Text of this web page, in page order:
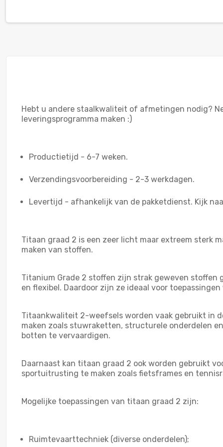
Hebt u andere staalkwaliteit of afmetingen nodig?
leveringsprogramma maken :)
Productietijd - 6-7 weken.
Verzendingsvoorbereiding - 2-3 werkdagen.
Levertijd - afhankelijk van de pakketdienst. Kijk
Titaan graad 2 is een zeer licht maar extreem sterk
maken van stoffen.
Titanium Grade 2 stoffen zijn strak geweven stoffen
en flexibel. Daardoor zijn ze ideaal voor
Titaankwaliteit 2-weefsels worden vaak gebruikt in
maken zoals stuwraketten, structurele onderdelen
botten te vervaardigen.
Daarnaast kan titaan graad 2 ook worden gebruikt
sportuitrusting te maken zoals fietsframes en
Mogelijke toepassingen van titaan graad 2 zijn:
Ruimtevaarttechniek (diverse onderdelen);